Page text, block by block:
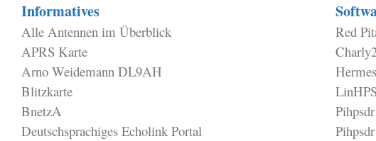
Informatives
Alle Antennen im Überblick
APRS Karte
Arno Weidemann DL9AH
Blitzkarte
BnetzA
Deutschsprachiges Echolink Portal
Red